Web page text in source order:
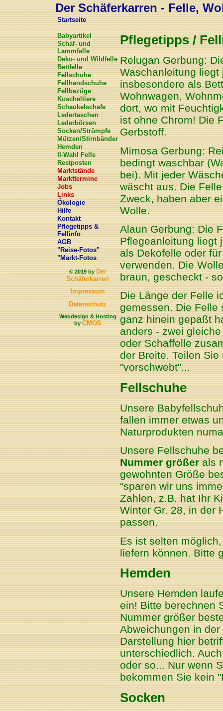
Der Schäferkarren - Felle,
Startseite
Babyartikel
Schaf- und
Lammfelle
Deko- und Wildfelle
Bettfelle
Fellschuhe
Fellhandschuhe
Fellbezüge
Kuscheltiere
Schaukelschafe
Ledertaschen
Lederbörsen
Socken/Strümpfe
Mützen/Stirnbänder
Hemden
II-Wahl Felle
Restposten
Marktstände
Markttermine
Jobs
Links
Ökologie
Hilfe
Kontakt
Pflegetipps &
Fellinfo
AGB
"Reise-Fotos"
"Markt-Fotos
© 2019 byDer
Schäferkarren
Impressum
Datenschutz
Webdesign & Hosting
byCMOS
Pflegetipps /
Relugan Gerbung:
Waschanleitung
insbesondere als
Wohnwagen,
dort, wo mit
ist ohne Chrom! Die
Gerbstoff.
Mimosa Gerbung:
bedingt waschbar
bei). Mit jeder
wäscht aus. Die
Zweck, haben aber
Wolle.
Alaun Gerbung: Die
Pflegeanleitung liegt
als Dekofelle oder
verwenden. Die
braun, gescheckt -
Die Länge der Felle
gemessen. Die Felle
ganz hinein gepaßt
anders - zwei
oder Schaffelle
der Breite. Teilen
"vorschwebt"...
Fellschuhe
Unsere
fallen immer etwas
Naturprodukten
Unsere Fellschuhe
Nummer größerals
gewohnten Größe
"sparen wir uns
Zahlen, z.B. hat Ihr
Winter Gr. 28, in der
passen.
Es ist selten
liefern können. Bitte
Hemden
Unsere Hemden
ein! Bitte berechnen
Nummer größer
Abweichungen in
Darstellung hier
unterschiedlich.
oder so... Nur wenn
bekommen Sie kein
Socken